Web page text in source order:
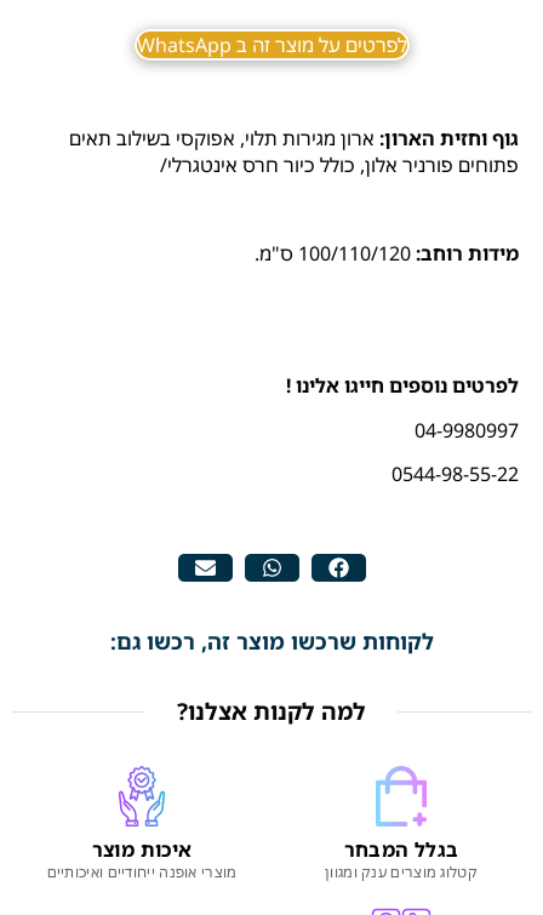
לפרטים על מוצר זה ב WhatsApp
גוף וחזית הארון: ארון מגירות תלוי, אפוקסי בשילוב תאים
פתוחים פורניר אלון, כולל כיור חרס אינטגרלי/
מידות רוחב:100/110/120 ס"מ.
לפרטים נוספים חייגו אלינו !
04-9980997
0544-98-55-22
לקוחות שרכשו מוצר זה, רכשו גם:
למה לקנות אצלנו?
בגלל המבחר
קטלוג מוצרים ענק ומגוון
איכות מוצר
מוצרי אופנה ייחודיים ואיכותיים